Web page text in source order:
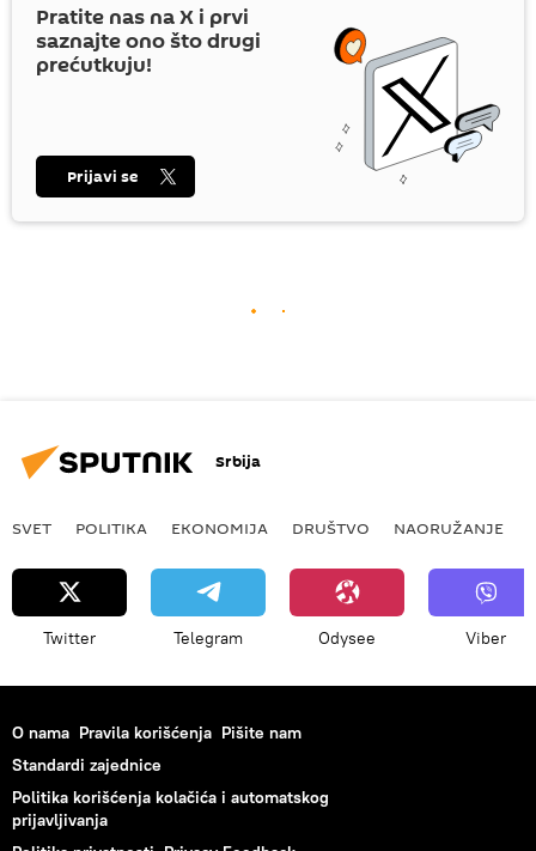
Pratite nas naX i prvi
saznajte ono što drugi
prećutkuju!
Prijavi se
Srbija
SVET POLITIKA EKONOMIJA DRUŠTVO NAORUŽANJE
Twitter Telegram Odysee Viber
O nama Pravila korišćenja Pišite nam
Standardi zajednice
Politika korišćenja kolačića i automatskog
prijavljivanja